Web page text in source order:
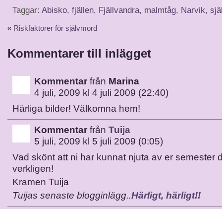
Taggar: Abisko, fjällen, Fjällvandra, malmtåg, Narvik,
« Riskfaktorer för självmord
Kommentarer till inlägget
Kommentar från Marina
4 juli, 2009 kl 4 juli 2009 (22:40)
Härliga bilder! Välkomna hem!
Kommentar från Tuija
5 juli, 2009 kl 5 juli 2009 (0:05)
Vad skönt att ni har kunnat njuta av er semester
verkligen!
Kramen Tuija
Tuijas senaste blogginlägg..Härligt, härligt!!